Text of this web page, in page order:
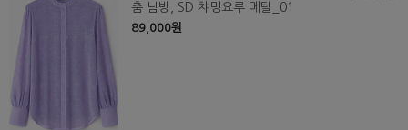
춤 남방, SD 챠밍요루 메탈_01
89,000원